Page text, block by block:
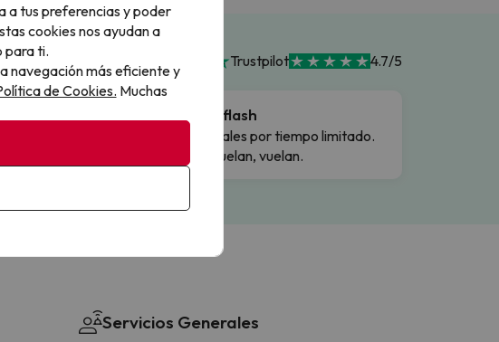
Trustpilot 4.7/5
Ofertas flash
Precios reales por tiempo limitado.
Cuando vuelan, vuelan.
Servicios Generales
a tus preferencias y poder
cookies nos ayudan a
para ti.
navegación más eficiente y
de Cookies. Muchas